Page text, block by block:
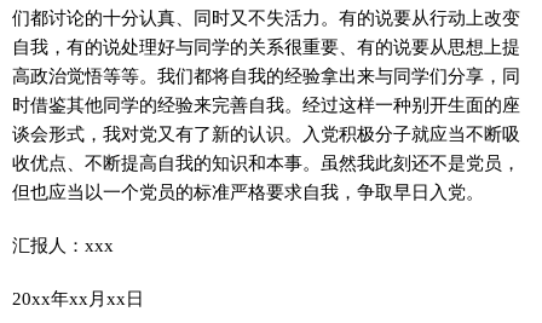
们都讨论的十分认真、同时又不失活力。有的说要从行动上改变
自我，有的说处理好与同学的关系很重要、有的说要从思想上提
高政治觉悟等等。我们都将自我的经验拿出来与同学们分享，同
时借鉴其他同学的经验来完善自我。经过这样一种别开生面的座
谈会形式，我对党又有了新的认识。入党积极分子就应当不断吸
收优点、不断提高自我的知识和本事。虽然我此刻还不是党员，
但也应当以一个党员的标准严格要求自我，争取早日入党。
汇报人：xxx
20xx年xx月xx日